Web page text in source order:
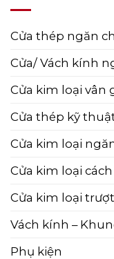
Cửa thép ngăn
Cửa/ Vách kính
Cửa kim loại vân
Cửa thép kỹ
Cửa kim loại
Cửa kim loại
Cửa kim loại
Vách kính –
Phụ kiện